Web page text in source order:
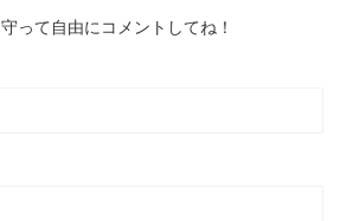
って自由にコメントしてね！